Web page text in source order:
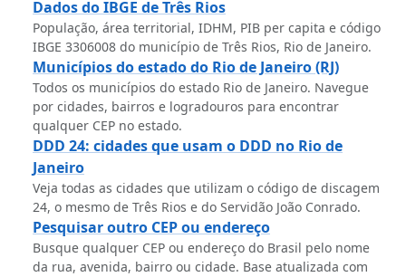
Dados do IBGE de Três Rios
População, área territorial, IDHM, PIB per capita e código
IBGE 3306008 do município de Três Rios, Rio de Janeiro.
Municípios do estado do Rio de Janeiro (RJ)
Todos os municípios do estado Rio de Janeiro. Navegue
por cidades, bairros e logradouros para encontrar
qualquer CEP no estado.
DDD 24: cidades que usam o DDD no Rio de
Janeiro
Veja todas as cidades que utilizam o código de discagem
24, o mesmo de Três Rios e do Servidão João Conrado.
Pesquisar outro CEP ou endereço
Busque qualquer CEP ou endereço do Brasil pelo nome
da rua, avenida, bairro ou cidade. Base atualizada com